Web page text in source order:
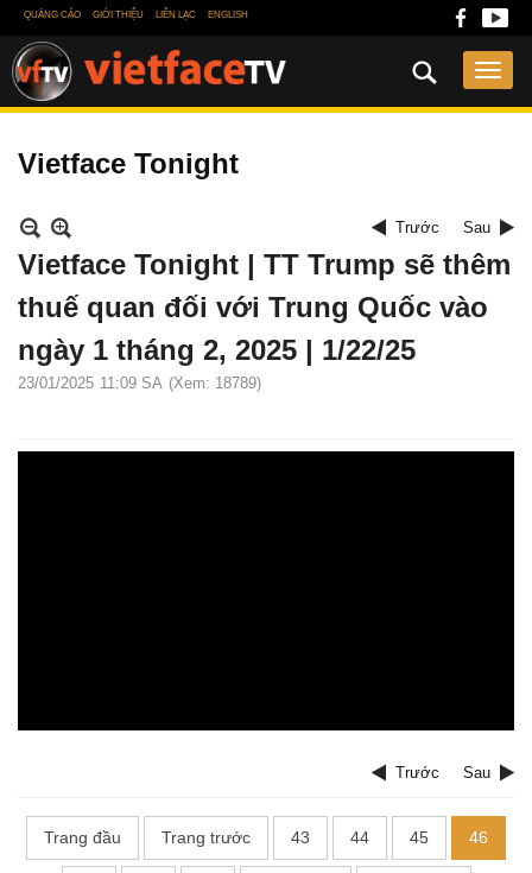
QUẢNG CÁO GIỚI THIỆU LIÊN LẠC ENGLISH
Vietface Tonight
Trước Sau
Vietface Tonight | TT Trump sẽ thêm
thuế quan đối với Trung Quốc vào
ngày 1 tháng 2, 2025 | 1/22/25
23/01/2025 11:09 SA (Xem: 18789)
Trước Sau
Trang đầu Trang trước 43 44 45 46